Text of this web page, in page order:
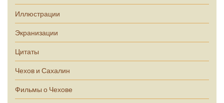
Иллюстрации
Экранизации
Цитаты
Чехов и Сахалин
Фильмы о Чехове